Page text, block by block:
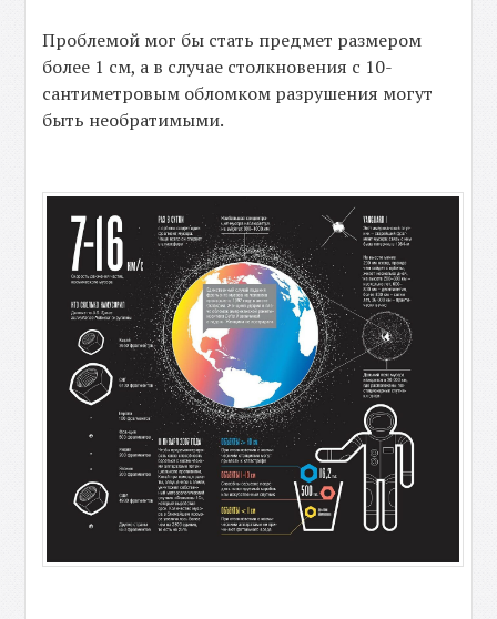
Проблемой мог бы стать предмет размером
более 1 см, а в случае столкновения с 10-
сантиметровым обломком разрушения могут
быть необратимыми.